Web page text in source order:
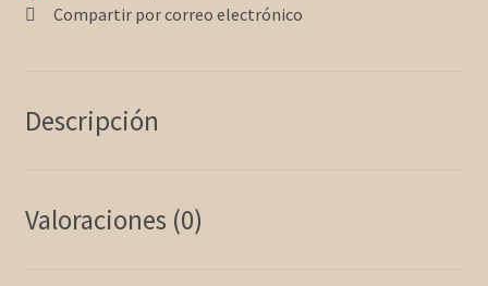
Compartir por correo electrónico
Descripción
Valoraciones (0)